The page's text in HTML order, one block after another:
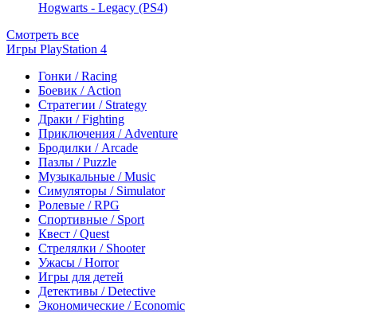
Hogwarts - Legacy (PS4)
Смотреть все
Игры PlayStation 4
Гонки / Racing
Боевик / Action
Стратегии / Strategy
Драки / Fighting
Приключения / Adventure
Бродилки / Arcade
Пазлы / Puzzle
Музыкальные / Music
Симуляторы / Simulator
Ролевые / RPG
Спортивные / Sport
Квест / Quest
Стрелялки / Shooter
Ужасы / Horror
Игры для детей
Детективы / Detective
Экономические / Economic